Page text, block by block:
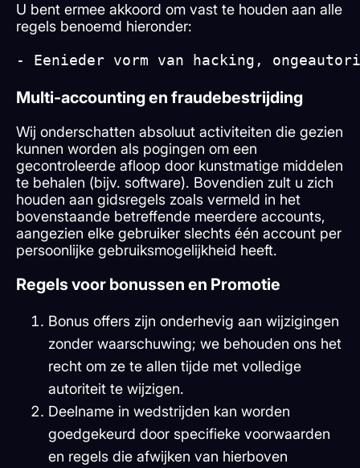
U bent ermee akkoord om vast te houden aan alle
regels benoemd hieronder:
- Eenieder vorm van hacking,
Multi-accounting en fraudebestrijding
Wij onderschatten absoluut activiteiten die gezien
kunnen worden als pogingen om een
gecontroleerde afloop door kunstmatige middelen
te behalen (bijv. software). Bovendien zult u zich
houden aan gidsregels zoals vermeld in het
bovenstaande betreffende meerdere accounts,
aangezien elke gebruiker slechts één account per
persoonlijke gebruiksmogelijkheid heeft.
Regels voor bonussen en Promotie
Bonus offers zijn onderhevig aan wijzigingen
zonder waarschuwing; we behouden ons het
recht om ze te allen tijde met volledige
autoriteit te wijzigen.
Deelname in wedstrijden kan worden
goedgekeurd door specifieke voorwaarden
en regels die afwijken van hierboven